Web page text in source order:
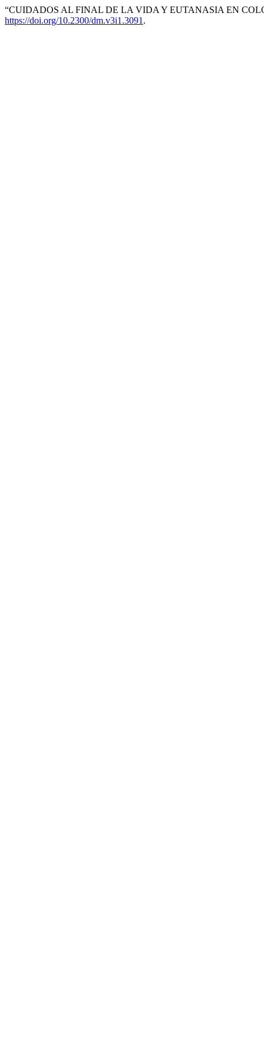
“CUIDADOS AL FINAL DE LA VIDA Y EUTANASIA EN
https://doi.org/10.2300/dm.v3i1.3091 .